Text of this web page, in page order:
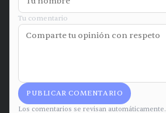
Tu comentario
PUBLICAR COMENTARIO
Los comentarios se revisan automáticamente.